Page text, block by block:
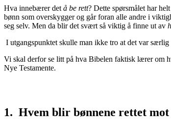
Hva innebærer det å be rett? Dette spørsmålet har
bønn som overskygger og går foran alle andre i
seg selv. Men da blir det svært så viktig å finne ut av
I utgangspunktet skulle man ikke tro at det var
Vi skal derfor se litt på hva Bibelen faktisk lærer om
Nye Testamente.
1. Hvem blir bønnene rettet